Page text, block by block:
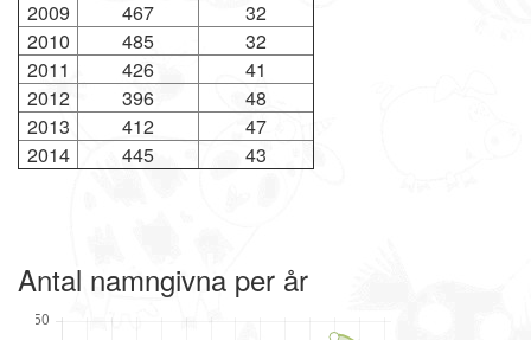
2009
467
32
2010
485
32
2011
426
41
2012
396
48
2013
412
47
2014
445 43
Antal namngivna per år